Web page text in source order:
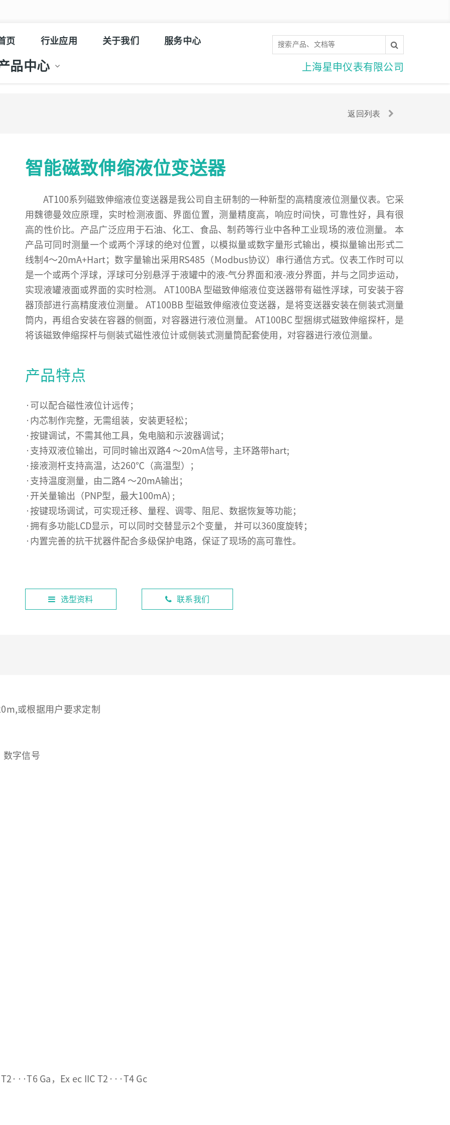
页 行业应用 关于我们 服务中心
品中心 上海星申仪表有限公司
返回列表
智能磁致伸缩液位变送器
AT100系列磁致伸缩液位变送器是我公司自主研制的一种新型的高精度液位测量仪表。它采
用魏德曼效应原理，实时检测液面、界面位置，测量精度高，响应时间快，可靠性好，具有很
高的性价比。产品广泛应用于石油、化工、食品、制药等行业中各种工业现场的液位测量。 本
产品可同时测量一个或两个浮球的绝对位置，以模拟量或数字量形式输出，模拟量输出形式二
线制4～20mA+Hart；数字量输出采用RS485（Modbus协议）串行通信方式。仪表工作时可以
是一个或两个浮球，浮球可分别悬浮于液罐中的液-气分界面和液-液分界面，并与之同步运动，
实现液罐液面或界面的实时检测。 AT100BA 型磁致伸缩液位变送器带有磁性浮球，可安装于容
器顶部进行高精度液位测量。 AT100BB 型磁致伸缩液位变送器，是将变送器安装在侧装式测量
筒内，再组合安装在容器的侧面，对容器进行液位测量。 AT100BC 型捆绑式磁致伸缩探杆，是
将该磁致伸缩探杆与侧装式磁性液位计或侧装式测量筒配套使用，对容器进行液位测量。
产品特点
·可以配合磁性液位计远传；
·内芯制作完整，无需组装，安装更轻松；
·按键调试，不需其他工具，兔电脑和示波器调试；
·支持双液位输出，可同时输出双路4 ～20mA信号，主环路带hart;
·接液测杆支持高温，达260℃（高温型）；
·支持温度测量，由二路4 ～20mA输出；
·开关量输出（PNP型，最大100mA) ;
·按键现场调试，可实现迁移、量程、调零、阻尼、数据恢复等功能；
·拥有多功能LCD显示，可以同时交替显示2个变量， 并可以360度旋转；
·内置完善的抗干扰器件配合多级保护电路，保证了现场的高可靠性。
选型资料 联系我们
或根据用户要求定制
数字信号
Ga，Ex ec IIC T2···T4 Gc